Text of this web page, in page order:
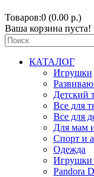
Товаров:0 (0.00 р.)
Ваша корзина пуста!
КАТАЛОГ
Игрушки
Детский
Все для
Все для
Для мам
Спорт и
Одежда
Игрушки
Pandora